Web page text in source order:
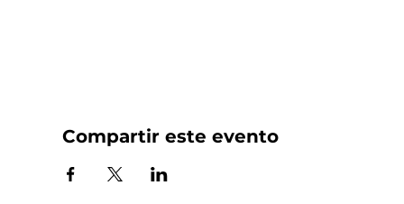
Compartir este evento